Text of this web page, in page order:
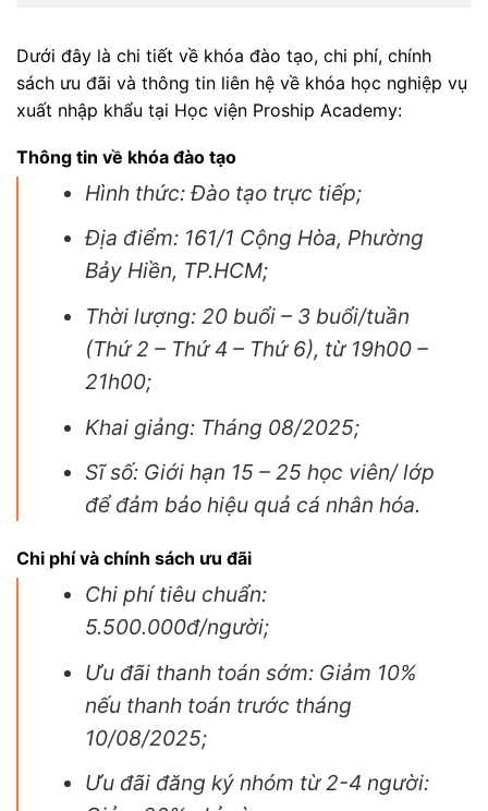
Dưới đây là chi tiết về khóa đào tạo, chi phí, chính
sách ưu đãi và thông tin liên hệ về khóa học nghiệp vụ
xuất nhập khẩu tại Học viện Proship Academy:
Thông tin về khóa đào tạo
Hình thức: Đào tạo trực tiếp;
Địa điểm: 161/1 Cộng Hòa, Phường
Bảy Hiền, TP.HCM;
Thời lượng: 20 buổi – 3 buổi/tuần
(Thứ 2 – Thứ 4 – Thứ 6), từ 19h00 –
21h00;
Khai giảng: Tháng 08/2025;
Sĩ số: Giới hạn 15 – 25 học viên/ lớp
để đảm bảo hiệu quả cá nhân hóa.
Chi phí và chính sách ưu đãi
Chi phí tiêu chuẩn:
5.500.000đ/người;
Ưu đãi thanh toán sớm: Giảm 10%
nếu thanh toán trước tháng
10/08/2025;
Ưu đãi đăng ký nhóm từ 2-4 người: